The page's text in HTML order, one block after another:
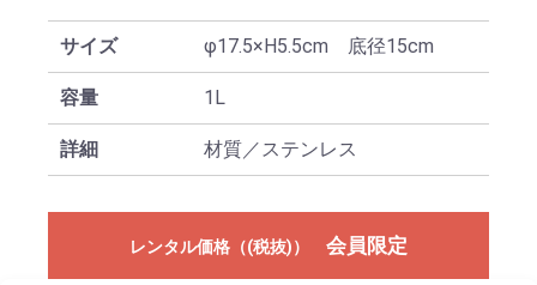
サイズ φ17.5×H5.5cm 底径15cm
容量 1L
詳細 材質／ステンレス
レンタル価格（(税抜)） 会員限定